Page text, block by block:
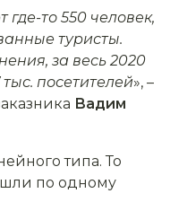
то 550 человек,
туристы.
за весь 2020
посетителей», –
Вадим
типа. То
шли по одному